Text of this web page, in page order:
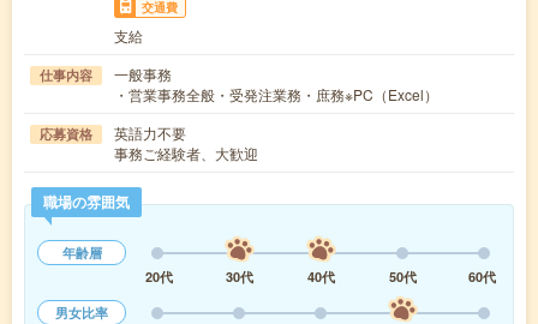
交通費
支給
仕事内容
一般事務
・営業事務全般・受発注業務・庶務※PC（Excel）
応募資格
英語力不要
事務ご経験者、大歓迎
職場の雰囲気
年齢層
20代
30代 40代 50代
60代
男女比率